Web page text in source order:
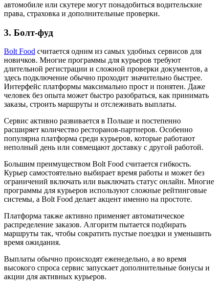
автомобиле или скутере могут понадобиться водительские
права, страховка и дополнительные проверки.
3. Болт-фуд
Bolt Food считается одним из самых удобных сервисов для
новичков. Многие программы для курьеров требуют
длительной регистрации и сложной проверки документов, а
здесь подключение обычно проходит значительно быстрее.
Интерфейс платформы максимально прост и понятен. Даже
человек без опыта может быстро разобраться, как принимать
заказы, строить маршруты и отслеживать выплаты.
Сервис активно развивается в Польше и постепенно
расширяет количество ресторанов-партнеров. Особенно
популярна платформа среди курьеров, которые работают
неполный день или совмещают доставку с другой работой.
Большим преимуществом Bolt Food считается гибкость.
Курьер самостоятельно выбирает время работы и может без
ограничений включать или выключать статус онлайн. Многие
программы для курьеров используют сложные рейтинговые
системы, а Bolt Food делает акцент именно на простоте.
Платформа также активно применяет автоматическое
распределение заказов. Алгоритм пытается подбирать
маршруты так, чтобы сократить пустые поездки и уменьшить
время ожидания.
Выплаты обычно происходят еженедельно, а во время
высокого спроса сервис запускает дополнительные бонусы и
акции для активных курьеров.